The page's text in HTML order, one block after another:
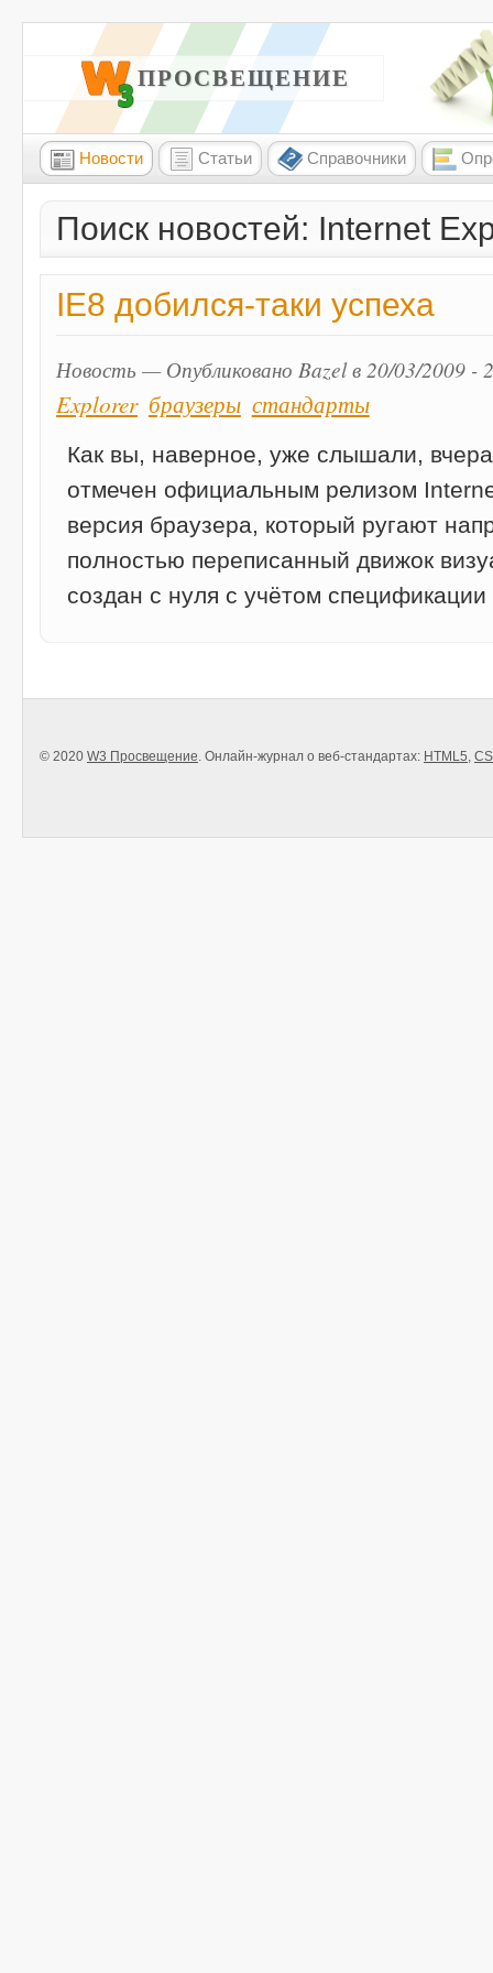
W3 ПРОСВЕЩЕНИЕ
Новости Статьи Справочники
Поиск новостей: Internet
IE8 добился-таки успеха
Новость — Опубликовано Bazel в 20/03/2009 -
Explorer браузеры стандарты
Как вы, наверное, уже слышали,
отмечен официальным релизом
версия браузера, который ругают
полностью переписанный движок
создан с нуля с учётом
© 2020 W3 Просвещение . Онлайн-журнал о веб-стандартах: HTML5